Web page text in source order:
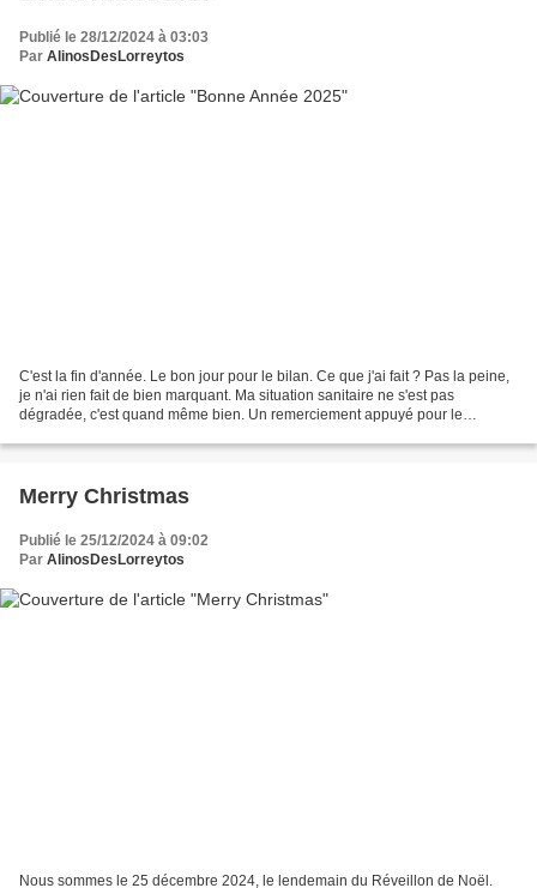
Publié le 28/12/2024 à 03:03
Par AlinosDesLorreytos
C'est la fin d'année. Le bon jour pour le bilan. Ce que j'ai fait ? Pas la peine,
je n'ai rien fait de bien marquant. Ma situation sanitaire ne s'est pas
dégradée, c'est quand même bien. Un remerciement appuyé pour le
Merry Christmas
Publié le 25/12/2024 à 09:02
Par AlinosDesLorreytos
Nous sommes le 25 décembre 2024, le lendemain du Réveillon de Noël.